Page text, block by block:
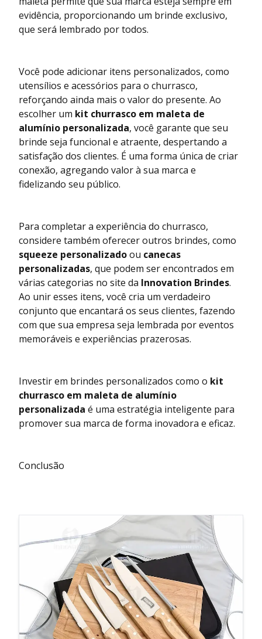
evidência, proporcionando um brinde exclusivo,
que será lembrado por todos.
Você pode adicionar itens personalizados, como
utensílios e acessórios para o churrasco,
reforçando ainda mais o valor do presente. Ao
escolher um kit churrasco em maleta de
alumínio personalizada, você garante que seu
brinde seja funcional e atraente, despertando a
satisfação dos clientes. É uma forma única de criar
conexão, agregando valor à sua marca e
fidelizando seu público.
Para completar a experiência do churrasco,
considere também oferecer outros brindes, como
squeeze personalizadoou canecas
personalizadas, que podem ser encontrados em
várias categorias no site da Innovation Brindes.
Ao unir esses itens, você cria um verdadeiro
conjunto que encantará os seus clientes, fazendo
com que sua empresa seja lembrada por eventos
memoráveis e experiências prazerosas.
Investir em brindes personalizados como o kit
churrasco em maleta de alumínio
personalizada é uma estratégia inteligente para
promover sua marca de forma inovadora e eficaz.
Conclusão